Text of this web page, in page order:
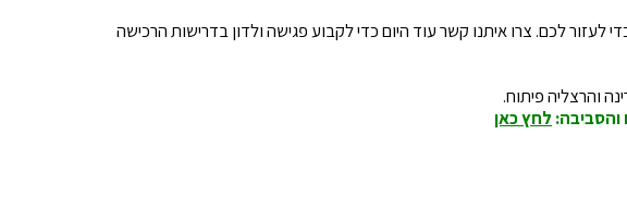
לכם. צרו איתנו קשר עוד היום כדי לקבוע פגישה ולדון בדרישות הרכישה
והרצליה פיתוח.
לחץ כאן